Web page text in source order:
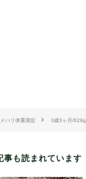
ハリ体重測定 3歳3ヶ月/629g
事も読まれています